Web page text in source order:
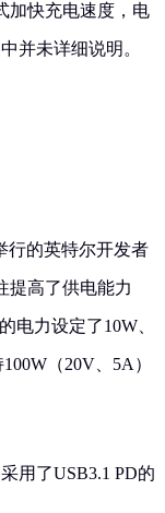
加快充电速度，电
并未详细说明。
行的英特尔开发者
提高了供电能力
电力设定了10W、
（20V、5A）
用了USB3.1 PD的